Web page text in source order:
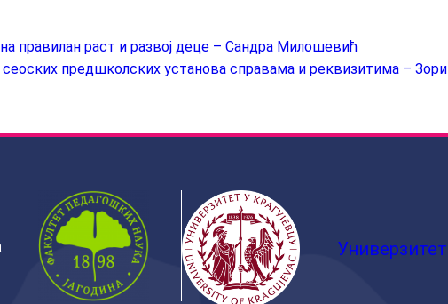
правилан раст и развој деце – Сандра Милошевић
предшколских установа справама и реквизитима –
Универзитет